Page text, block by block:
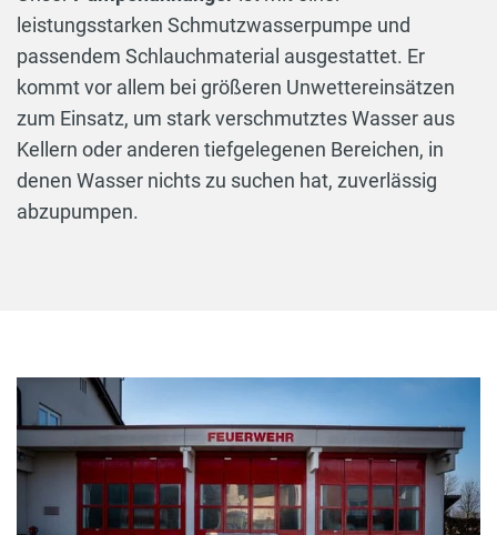
leistungsstarken Schmutzwasserpumpe und
passendem Schlauchmaterial ausgestattet. Er
kommt vor allem bei größeren Unwettereinsätzen
zum Einsatz, um stark verschmutztes Wasser aus
Kellern oder anderen tiefgelegenen Bereichen, in
denen Wasser nichts zu suchen hat, zuverlässig
abzupumpen.